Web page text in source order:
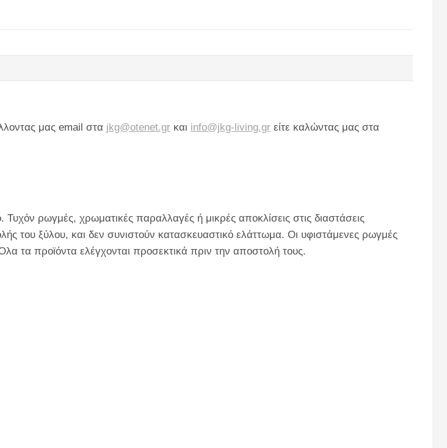
μας email στα jkg@otenet.gr και info@jkg-living.gr είτε καλώντας μας στα
ρωγμές, χρωματικές παραλλαγές ή μικρές αποκλίσεις στις διαστάσεις
του ξύλου, και δεν συνιστούν κατασκευαστικό ελάττωμα. Οι υφιστάμενες ρωγμές
τα προϊόντα ελέγχονται προσεκτικά πριν την αποστολή τους.